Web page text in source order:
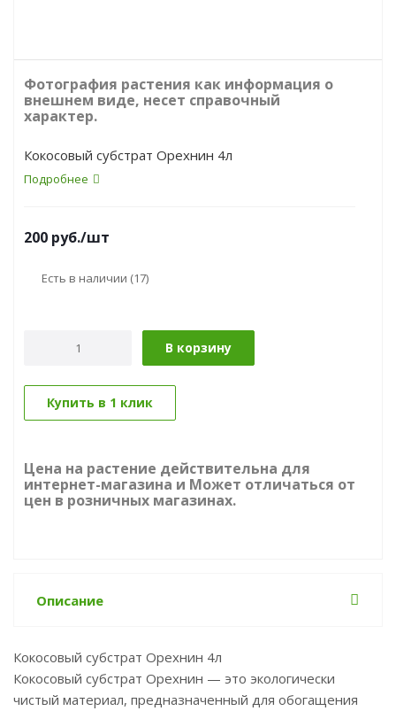
Фотография растения как информация о
внешнем виде, несет справочный
характер.
Кокосовый субстрат Орехнин 4л
Подробнее
200 руб./шт
Есть в наличии (17)
В корзину
Купить в 1 клик
Цена на растение действительна для
интернет-магазина и Может отличаться от
цен в розничных магазинах.
Описание
Кокосовый субстрат Орехнин 4л
Кокосовый субстрат Орехнин — это экологически
чистый материал, предназначенный для обогащения